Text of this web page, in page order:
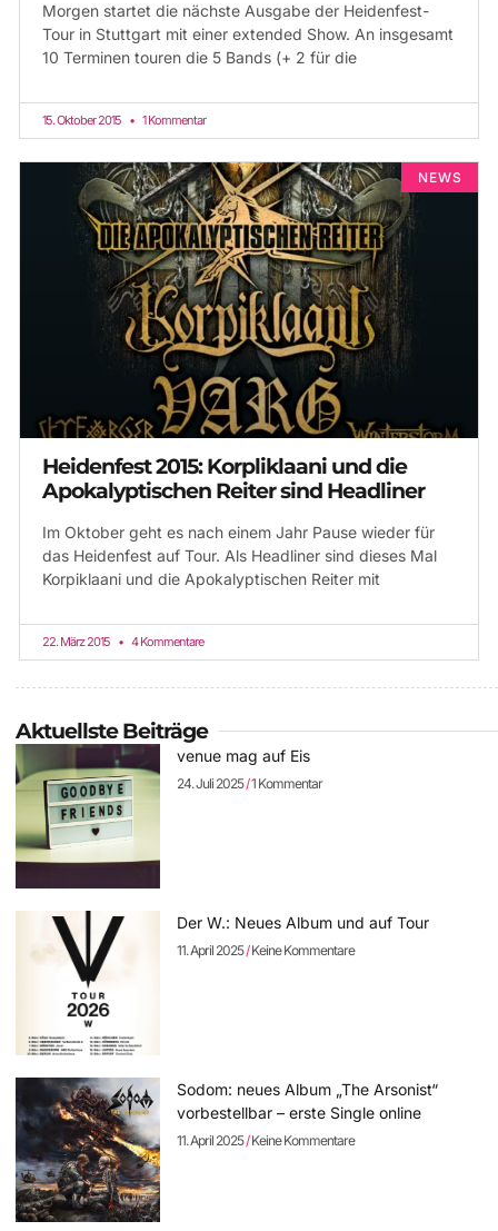
Morgen startet die nächste Ausgabe der Heidenfest-
Tour in Stuttgart mit einer extended Show. An insgesamt
10 Terminen touren die 5 Bands (+ 2 für die
15. Oktober 2015 1 Kommentar
NEWS
Heidenfest 2015: Korpliklaani und die
Apokalyptischen Reiter sind Headliner
Im Oktober geht es nach einem Jahr Pause wieder für
das Heidenfest auf Tour. Als Headliner sind dieses Mal
Korpiklaani und die Apokalyptischen Reiter mit
22. März 2015 4 Kommentare
Aktuellste Beiträge
venue mag auf Eis
24. Juli 2025 1 Kommentar
Der W.: Neues Album und auf Tour
11. April 2025 Keine Kommentare
Sodom: neues Album „The Arsonist“
vorbestellbar – erste Single online
11. April 2025 Keine Kommentare